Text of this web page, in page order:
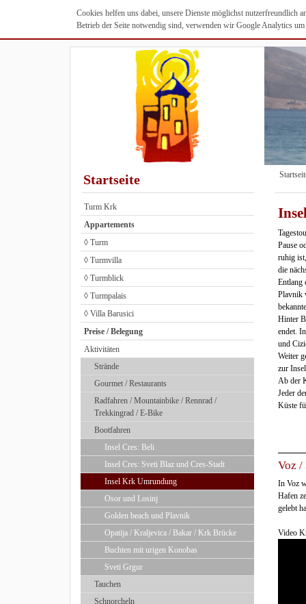
Cookies helfen uns dabei, unsere Dienste möglichst nutzerfreundlich
Betrieb der Seite notwendig sind, verwenden wir Google Analytics
Startseite
Turm Krk
Appartements
◊ Turm
◊ Turmvilla
◊ Turmblick
◊ Turmpalais
◊ Villa Barusici
Preise / Belegung
Aktivitäten
Strände
Gourmet / Restaurants
Radfahren / Mountainbike / Rennrad /
Trekkingrad / E-Bike
Bootfahren
Insel Cres: Beli
Insel Cres: Sveti Blaz und Cres-Stadt
Insel Krk Umrundung
Osor und Losinj
Golden beach und Plavnik
Opatija / Kraljevica / Bakar / Krk Brücke
Buchten mit urigen Konobas
Sveti Grgur
Tauchen
Schnorcheln
Pause
ruhig
die
Entlang
Plavnik
Hinter
endet.
und
Weiter
zur
Ab der
Jeder
Küste
Voz
In Voz
Hafen
gelebt
Video